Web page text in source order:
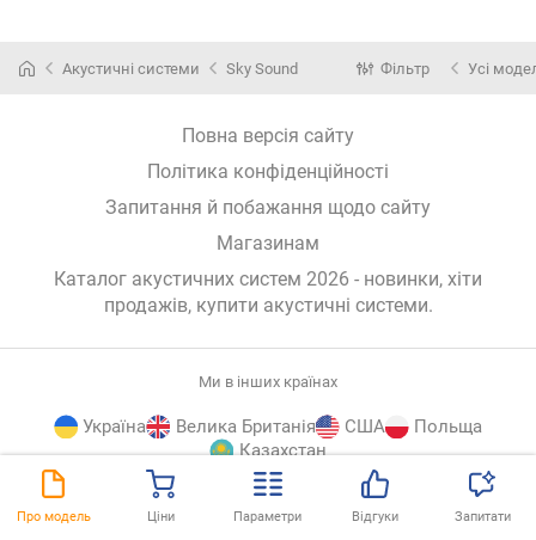
Про модель Ціни Параметри Відгуки Запитати
Акустичні системи Sky Sound Фільтр Усі
Повна версія сайту
Політика конфіденційності
Запитання й побажання щодо сайту
Магазинам
Каталог акустичних систем 2026 - новинки, хіти
продажів, купити акустичні системи.
Ми в інших країнах
Україна Велика Британія США
Польща
Казахстан
Katalog
© E-Katalog, 2026 ВГОРУ